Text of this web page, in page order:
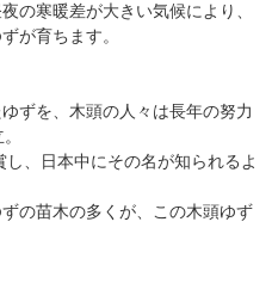
の寒暖差が大きい気候により、
が育ちます。
ずを、木頭の人々は長年の努力
、日本中にその名が知られるよ
の苗木の多くが、この木頭ゆず